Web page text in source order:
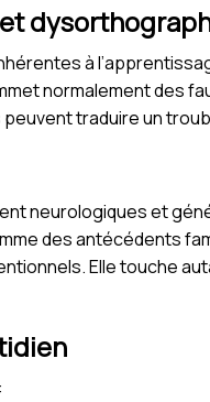
à
normalement des
traduire un
neurologiques et
des antécédents
Elle touche